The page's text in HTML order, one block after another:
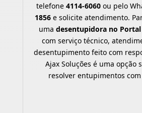
telefone 4114-6060ou pelo
1856e solicite atendimento.
umadesentupidora no
com serviço técnico,
desentupimento feito com
Ajax Soluções é uma opção
resolver entupimentos